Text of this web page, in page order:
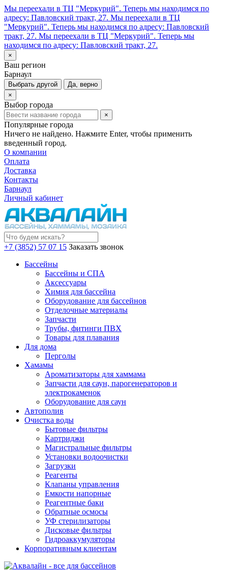
Мы переехали в ТЦ "Меркурий". Теперь мы находимся по
адресу: Павловский тракт, 27. Мы переехали в ТЦ
"Меркурий". Теперь мы находимся по адресу: Павловский
тракт, 27. Мы переехали в ТЦ "Меркурий". Теперь мы
находимся по адресу: Павловский тракт, 27.
×
Ваш регион
Барнаул
Выбрать другой
Да, верно
×
Выбор города
×
Популярные города
Ничего не найдено. Нажмите Enter, чтобы применить
введенный город.
О компании
Оплата
Доставка
Контакты
Барнаул
Личный кабинет
+7 (3852) 57 07 15 Заказать звонок
Бассейны
Бассейны и СПА
Аксессуары
Химия для бассейна
Оборудование для бассейнов
Отделочные материалы
Запчасти
Трубы, фитинги ПВХ
Товары для плавания
Для дома
Перголы
Хамамы
Ароматизаторы для хаммама
Запчасти для саун, парогенераторов и
электрокаменок
Оборудование для саун
Автополив
Очистка воды
Бытовые фильтры
Картриджи
Магистральные фильтры
Установки водоочистки
Загрузки
Реагенты
Клапаны управления
Емкости напорные
Реагентные баки
Обратные осмосы
УФ стерилизаторы
Дисковые фильтры
Гидроаккумуляторы
Корпоративным клиентам